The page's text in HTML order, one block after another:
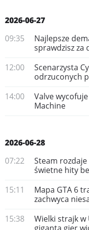
2026-06-27
09:35
Najlepsze
sprawdzisz za
12:00
Scenarzysta
odrzuconych
14:00
Valve
Machine
2026-06-28
07:22
Steam
świetne hity
15:11
Mapa GTA 6
zachwyca
15:38
Wielki strajk